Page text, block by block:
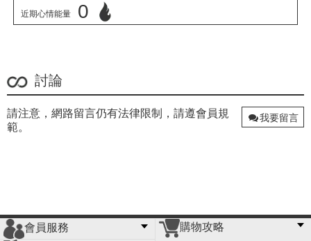
近期心情能量 0
討論
請注意，網路留言仍有法律限制，請遵會員規
範。
我要留言
會員服務 購物攻略